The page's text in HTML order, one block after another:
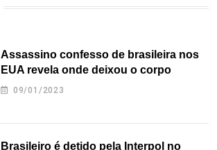
Assassino confesso de brasileira nos
EUA revela onde deixou o corpo
09/01/2023
Brasileiro é detido pela Interpol no